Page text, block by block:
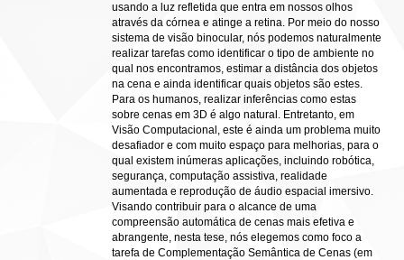
usando a luz refletida que entra em nossos olhos
através da córnea e atinge a retina. Por meio do nosso
sistema de visão binocular, nós podemos naturalmente
realizar tarefas como identificar o tipo de ambiente no
qual nos encontramos, estimar a distância dos objetos
na cena e ainda identificar quais objetos são estes.
Para os humanos, realizar inferências como estas
sobre cenas em 3D é algo natural. Entretanto, em
Visão Computacional, este é ainda um problema muito
desafiador e com muito espaço para melhorias, para o
qual existem inúmeras aplicações, incluindo robótica,
segurança, computação assistiva, realidade
aumentada e reprodução de áudio espacial imersivo.
Visando contribuir para o alcance de uma
compreensão automática de cenas mais efetiva e
abrangente, nesta tese, nós elegemos como foco a
tarefa de Complementação Semântica de Cenas (em